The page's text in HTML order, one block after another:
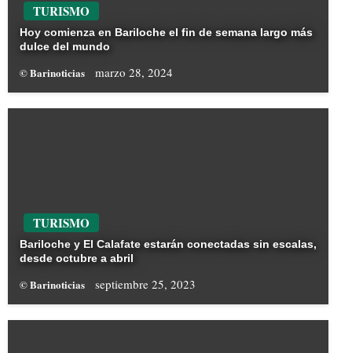
TURISMO
Hoy comienza en Bariloche el fin de semana largo más
dulce del mundo
© Barinoticias marzo 28, 2024
TURISMO
Bariloche y El Calafate estarán conectadas sin escalas,
desde octubre a abril
© Barinoticias septiembre 25, 2023